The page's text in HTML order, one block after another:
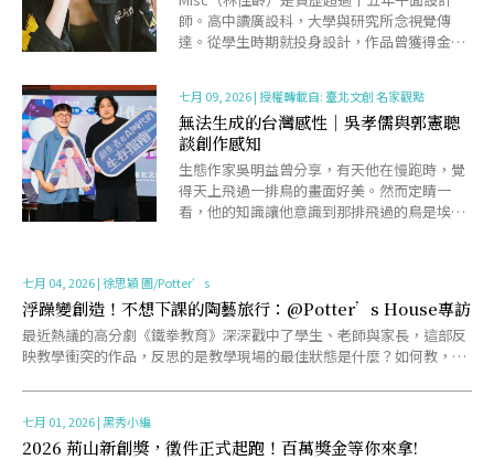
師。高中讀廣設科，大學與研究所念視覺傳
達。從學生時期就投身設計，作品曾獲得金鐘
七月 09, 2026|授權轉載自: 臺北文創 名家觀點
無法生成的台灣感性｜吳孝儒與郭憲聰
談創作感知
生態作家吳明益曾分享，有天他在慢跑時，覺
得天上飛過一排鳥的畫面好美。然而定睛一
看，他的知識讓他意識到那排飛過的鳥是埃及
七月 04, 2026|徐思穎 圖/Potter’s
浮躁變創造！不想下課的陶藝旅行：@Potter’s House專訪
最近熱議的高分劇《鐵拳教育》深深戳中了學生、老師與家長，這部反
映教學衝突的作品，反思的是教學現場的最佳狀態是什麼？如何教，學
七月 01, 2026|黑秀小編
2026 荊山新創獎，徵件正式起跑！百萬獎金等你來拿!